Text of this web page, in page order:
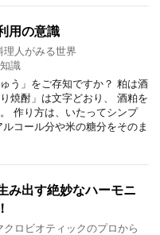
用の意識
理人がみる世界
識
う」をご存知ですか？ 粕は酒
焼酎」は文字どおり、 酒粕を
作り方は、いたってシンプ
コール分や米の糖分をそのま
み出す絶妙なハーモニ
クロビオティックのプロから